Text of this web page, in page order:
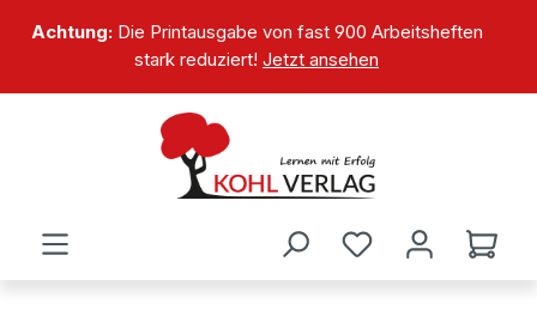
springen
Achtung:Die Printausgabe von fast 900 Arbeitsheften
stark reduziert! Jetzt ansehen